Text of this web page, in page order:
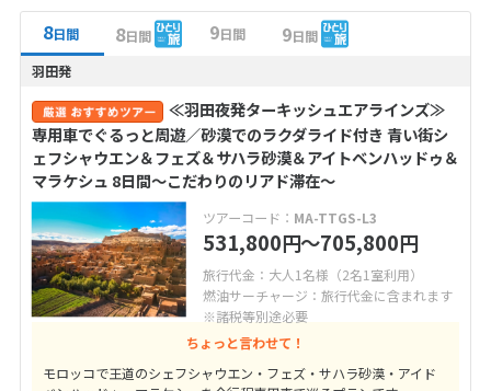
8日間 8日間 9日間 9日間
羽田発
≪羽田夜発ターキッシュエアラインズ≫
専用車でぐるっと周遊／砂漠でのラクダライド付き 青い街シ
ェフシャウエン＆フェズ＆サハラ砂漠＆アイトベンハッドゥ＆
マラケシュ 8日間～こだわりのリアド滞在～
ツアーコード： MA-TTGS-L3
531,800円〜705,800円
旅行代金：大人1名様（2名1室利用）
燃油サーチャージ：旅行代金に含まれます
※諸税等別途必要
ちょっと言わせて！
モロッコで王道のシェフシャウエン・フェズ・サハラ砂漠・アイド